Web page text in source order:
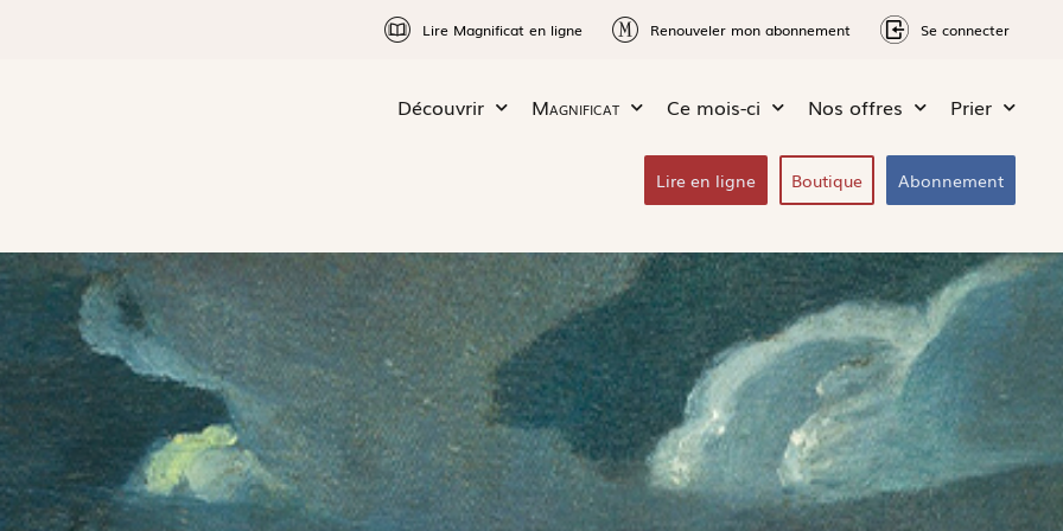
Lire Magnificat en ligne Renouveler mon abonnement Se connecter
Découvrir Magnificat Ce mois-ci Nos offres Prier
Lire en ligne Boutique Abonnement